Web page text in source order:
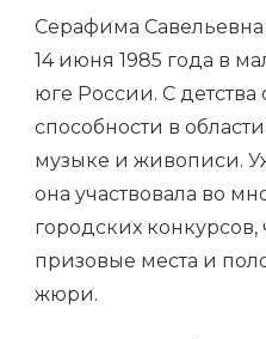
Серафима
14 июня 1985 года в
юге России. С
способности в
музыке и живописи.
она участвовала во
городских конкурсов,
призовые места и
жюри.